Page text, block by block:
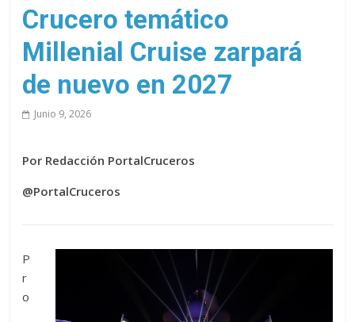
de
cruceros
en
un
solo
Crucero temático
Millenial Cruise zarpará
de nuevo en 2027
Junio 9, 2026
Por Redacción PortalCruceros
@PortalCruceros
P
r
o